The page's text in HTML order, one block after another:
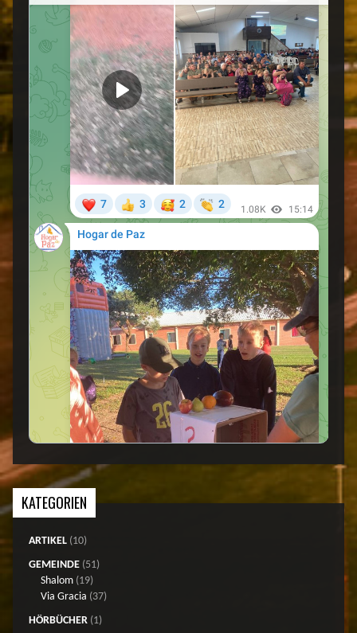
KATEGORIEN
ARTIKEL(10)
GEMEINDE(51)
Shalom(19)
Via Gracia (37)
HÖRBÜCHER(1)